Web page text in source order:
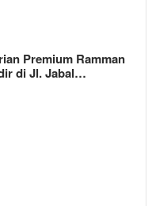
Premium Ramman
di Jl. Jabal…